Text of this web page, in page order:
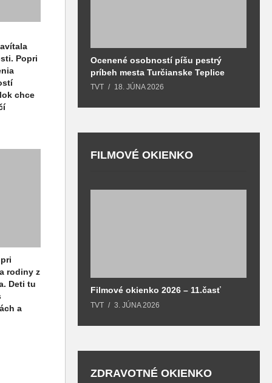
Popri
chce
rodiny z
Deti tu
a
Ocenené osobností píšu pestrý
príbeh mesta Turčianske Teplice
TVT 18. JÚNA 2026
FILMOVÉ OKIENKO
Filmové okienko 2026 – 11.časť
TVT 3. JÚNA 2026
ZDRAVOTNÉ OKIENKO